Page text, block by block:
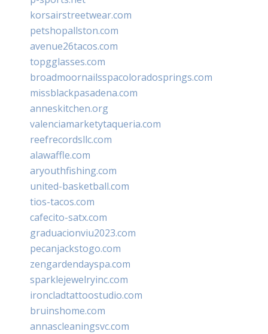
korsairstreetwear.com
petshopallston.com
avenue26tacos.com
topgglasses.com
broadmoornailsspacoloradosprings.com
missblackpasadena.com
anneskitchen.org
valenciamarketytaqueria.com
reefrecordsllc.com
alawaffle.com
aryouthfishing.com
united-basketball.com
tios-tacos.com
cafecito-satx.com
graduacionviu2023.com
pecanjackstogo.com
zengardendayspa.com
sparklejewelryinc.com
ironcladtattoostudio.com
bruinshome.com
annascleaningsvc.com